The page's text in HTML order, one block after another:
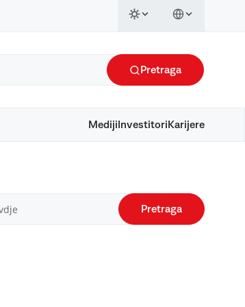
Pretraga
Mediji Investitori Karijere
Pretraga